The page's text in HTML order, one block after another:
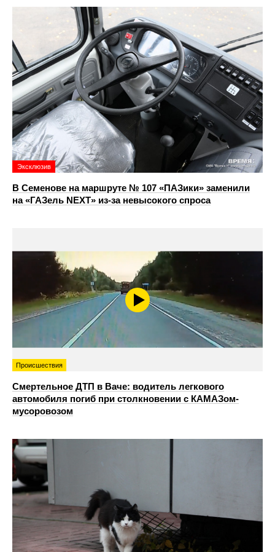
Эксклюзив
В Семенове на маршруте № 107 «ПАЗики» заменили
на «ГАЗель NEXT» из‑за невысокого спроса
Происшествия
Смертельное ДТП в Ваче: водитель легкового
автомобиля погиб при столкновении с КАМАЗом-
мусоровозом